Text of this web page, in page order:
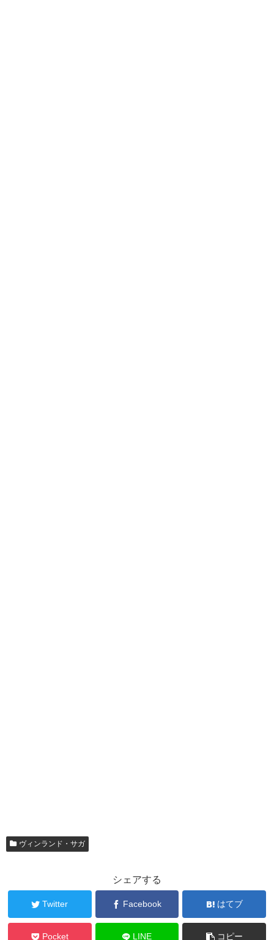
ヴィンランド・サガ
シェアする
Twitter Facebook はてブ
Pocket LINE コピー